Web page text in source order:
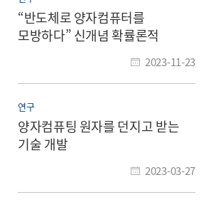
“반도체로 양자컴퓨터를
모방하다” 신개념 확률론적
2023-11-23
연구
양자컴퓨팅 원자를 던지고 받는
기술 개발
2023-03-27